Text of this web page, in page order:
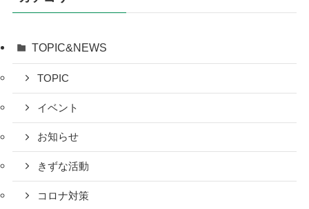
TOPIC&NEWS
TOPIC
イベント
お知らせ
きずな活動
コロナ対策